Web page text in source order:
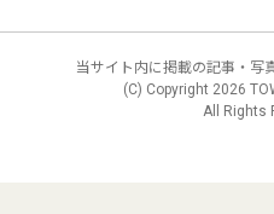
当サイト内に掲載の記事・写
(C) Copyright 2026
All Rights